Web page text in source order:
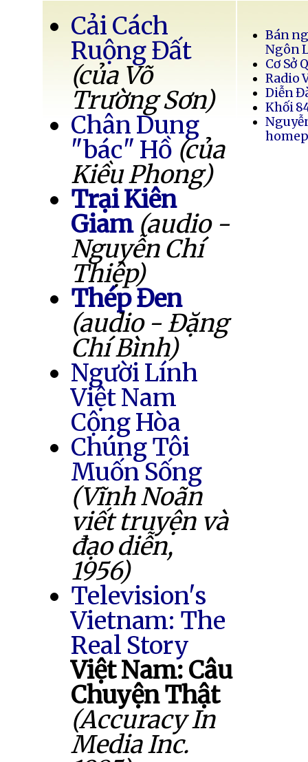
Cải Cách
Ruộng Đất
(của Võ
Trường Sơn)
Chân Dung
"bác" Hồ (của
Kiều Phong)
Trại Kiên
Giam (audio -
Nguyễn Chí
Thiệp)
Thép Đen
(audio - Đặng
Chí Bình)
Người Lính
Việt Nam
Cộng Hòa
Chúng Tôi
Muốn Sống
(Vĩnh Noãn
viết truyện và
đạo diễn,
1956)
Television's
Vietnam: The
Real Story
Việt Nam: Câu
Chuyện Thật
(Accuracy In
Media Inc.
Bán
Ngôn
Cơ Sở
Radio
Diễn
Khối